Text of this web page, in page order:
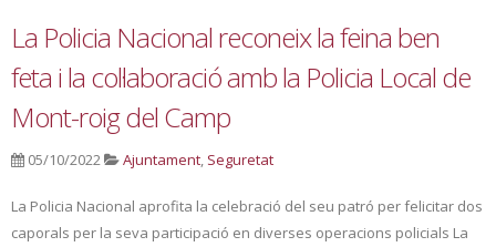
La Policia Nacional reconeix la feina ben
feta i la col·laboració amb la Policia Local de
Mont-roig del Camp
05/10/2022 Ajuntament, Seguretat
La Policia Nacional aprofita la celebració del seu patró per felicitar dos
caporals per la seva participació en diverses operacions policials La